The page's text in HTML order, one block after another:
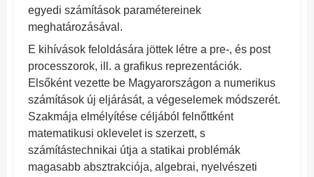
egyedi számítások paramétereinek
meghatározásával.
E kihívások feloldására jöttek létre a pre-, és post
processzorok, ill. a grafikus reprezentációk.
Elsőként vezette be Magyarországon a numerikus
számítások új eljárását, a végeselemek módszerét.
Szakmája elmélyítése céljából felnőttként
matematikusi oklevelet is szerzett, s
számítástechnikai útja a statikai problémák
magasabb absztrakciója, algebrai, nyelvészeti